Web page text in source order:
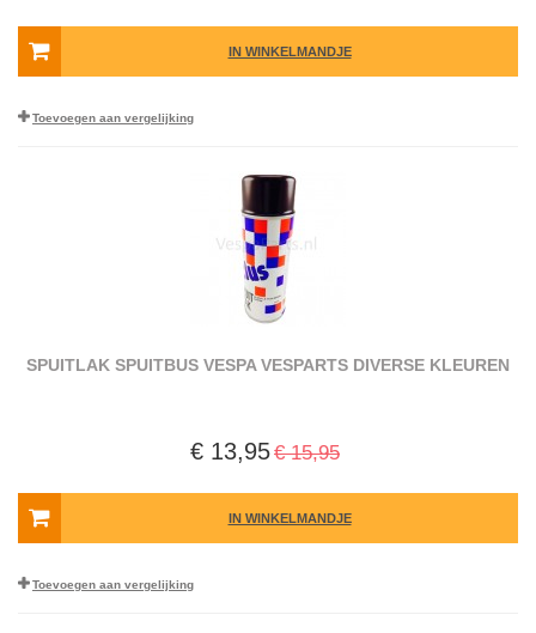
IN WINKELMANDJE
Toevoegen aan vergelijking
SPUITLAK SPUITBUS VESPA VESPARTS DIVERSE KLEUREN
€ 13,95€ 15,95
IN WINKELMANDJE
Toevoegen aan vergelijking